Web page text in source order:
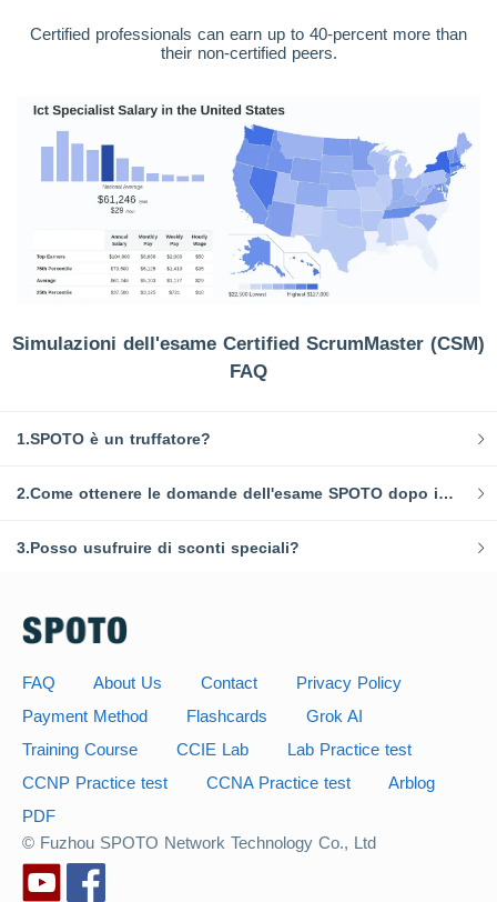
Certified professionals can earn up to 40-percent more than
their non-certified peers.
Simulazioni dell'esame Certified ScrumMaster (CSM)
FAQ
1.SPOTO è un truffatore?
2.Come ottenere le domande dell'esame SPOTO dopo il pagamento?
3.Posso usufruire di sconti speciali?
FAQ About Us Contact
Privacy Policy
Payment Method
Flashcards
Grok AI
Training Course
CCIE Lab
Lab Practice test
CCNP Practice test
CCNA Practice test
Arblog
PDF
© Fuzhou SPOTO Network Technology Co., Ltd